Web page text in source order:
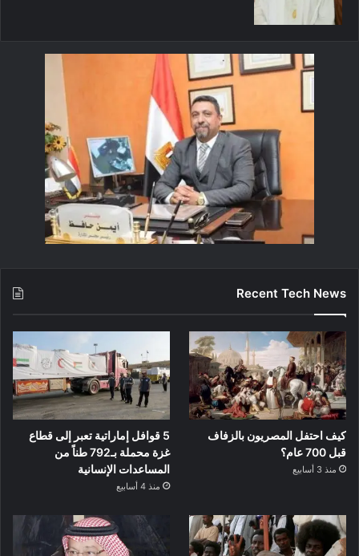
Recent Tech News
كيف احتفل المصريون بالزفاف
قبل 700 عام؟
منذ 3 أسابيع
5 قوافل إماراتية تعبر إلى قطاع
غزة محملة بـ792 طناً من
المساعدات الإنسانية
منذ 4 أسابيع